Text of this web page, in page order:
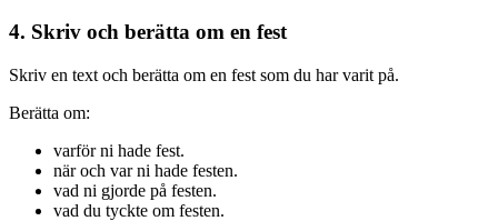
4. Skriv och berätta om en fest
Skriv en text och berätta om en fest som du har varit på.
Berätta om:
varför ni hade fest.
när och var ni hade festen.
vad ni gjorde på festen.
vad du tyckte om festen.